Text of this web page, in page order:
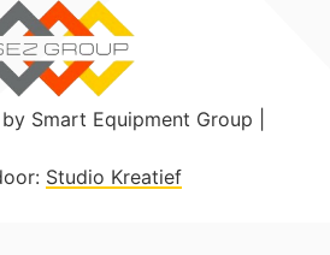
Smart Equipment Group |
Studio Kreatief